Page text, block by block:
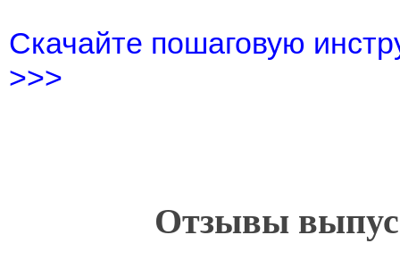
Скачайте пошаговую
>>>
Отзывы